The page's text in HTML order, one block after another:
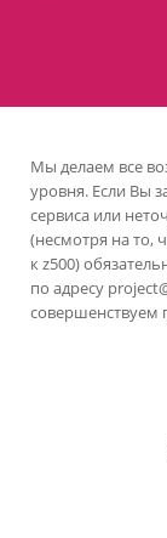
Мы делаем все
уровня. Если Вы
сервиса или
(несмотря на то,
к z500)
по адресу
совершенствуем